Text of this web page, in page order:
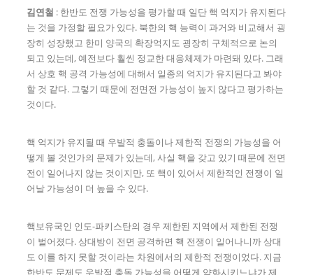
김연철 : 한반도 전쟁 가능성을 평가할 때 일단 핵 억지가 유지된다
는 것을 가정할 필요가 있다. 북한의 핵 능력이 과거와 비교해서 굉
장히 성장했고 한미 양국의 확장억지도 굉장히 구체적으로 논의
되고 있는데, 예전보다 훨씬 정교한 대응체제가 마련돼 있다. 그래
서 상호 핵 공격 가능성에 대해서 일종의 억지가 유지된다고 봐야
할 것 같다. 그렇기 때문에 전면전 가능성이 높지 않다고 평가하는
것이다.
핵 억지가 유지될 때 우발적 충돌이나 제한적 전쟁의 가능성을 어
떻게 볼 것인가의 문제가 있는데, 사실 핵을 갖고 있기 때문에 전면
전이 일어나지 않는 것이지만, 또 핵이 있어서 제한적인 전쟁이 일
어날 가능성이 더 높을 수 있다.
핵보유국인 인도-파키스탄의 경우 제한된 지역에서 제한된 전쟁
이 벌어졌다. 상대방이 전면 공격하면 핵 전쟁이 일어나니까 상대
도 이를 하지 못할 것이라는 차원에서의 제한적 전쟁이었다. 지금
한반도 문제도 우발적 충돌 가능성을 어떻게 약화시키느냐가 제